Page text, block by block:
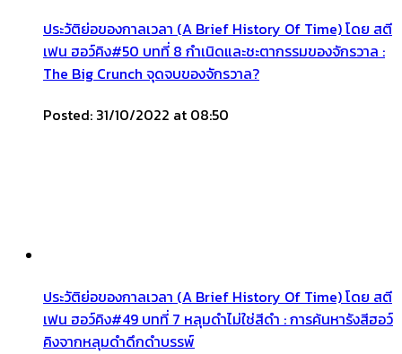
ประวัติย่อของกาลเวลา (A Brief History Of Time) โดย สตี
เฟน ฮอว์คิง#50 บทที่ 8 กำเนิดและชะตากรรมของจักรวาล :
The Big Crunch จุดจบของจักรวาล?
Posted: 31/10/2022 at 08:50
ประวัติย่อของกาลเวลา (A Brief History Of Time) โดย สตี
เฟน ฮอว์คิง#49 บทที่ 7 หลุมดำไม่ใช่สีดำ : การค้นหารังสีฮอว์
คิงจากหลุมดำดึกดำบรรพ์